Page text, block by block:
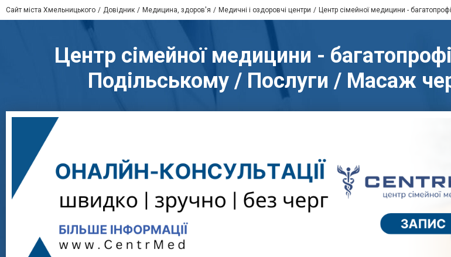
Сайт міста Хмельницького Довідник Медицина, здоров'я Медичні і оздоровчі центри Центр сімейної медицини -
Центр сімейної медицини -
Подільському / Послуги / Масаж